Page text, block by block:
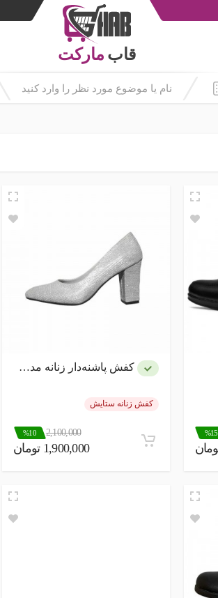
قاب مارکت
%15
کفش پاشنه‌دار زنانه مدل لودشکا
کفش زنانه ستایش
2,100,000
%10
1,900,000 تومان